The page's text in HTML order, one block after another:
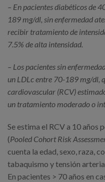
– En pacientes diabéticos de
189 mg/dl, sin enfermedad
recibir tratamiento de
7.5% de alta intensidad.
– Los pacientes sin
un LDLc entre 70-189 mg/dl,
cardiovascular (RCV)
un tratamiento moderado o
Se estima el RCV a 10 años
(Pooled Cohort Risk
cuenta la edad, sexo, raza,
tabaquismo y tensión
En pacientes > 70 años en